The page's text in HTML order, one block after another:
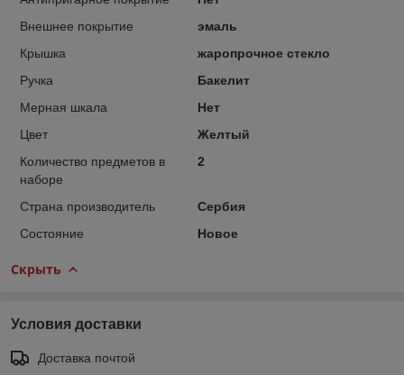
Внешнее покрытие
эмаль
Крышка
жаропрочное стекло
Ручка
Бакелит
Мерная шкала
Нет
Цвет
Желтый
Количество предметов в
наборе
2
Страна производитель
Сербия
Состояние
Новое
Скрыть
Условия доставки
Доставка почтой